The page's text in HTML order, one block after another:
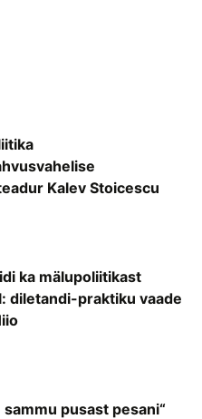
Kalev Stoicescu
ka mälupoliitikast
diletandi-praktiku vaade
pusast pesani“